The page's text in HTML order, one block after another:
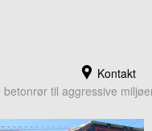
Kontakt
til aggressive